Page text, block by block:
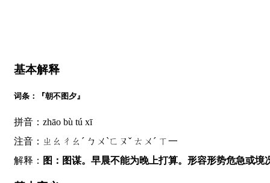
基本解释
词条：『朝不图夕』
拼音：zhāo bù tú xī
注音：ㄓㄠㄔㄠˊ ㄅㄨˋㄈㄡˇ ㄊㄨˊ ㄒ一
解释： 图：图谋。早晨不能为晚上打算。形容形势危急或境